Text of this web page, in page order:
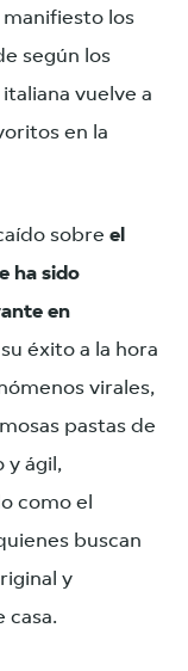
los
según los
vuelve a
en la
sobre el
ha sido
en
éxito a la hora
virales,
pastas de
y ágil,
como el
buscan
y
casa.